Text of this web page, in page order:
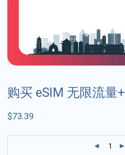
购买 eSIM 无限流量
$73.39